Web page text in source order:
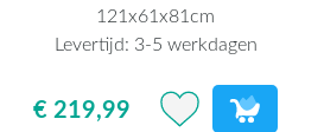
121x61x81cm
Levertijd: 3-5 werkdagen
€ 219,99